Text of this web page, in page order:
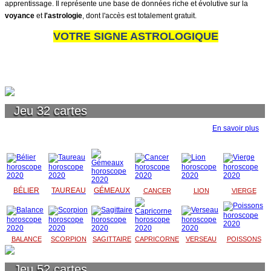
Jeu 32 cartes
En savoir plus
apprentissage. Il représente une base de données riche et évolutive sur la
voyance etl'astrologie, dont l'accès est totalement gratuit.
VOTRE SIGNE ASTROLOGIQUE
BÉLIER TAUREAU GÉMEAUX CANCER LION VIERGE
BALANCE SCORPION SAGITTAIRE CAPRICORNE VERSEAU POISSONS